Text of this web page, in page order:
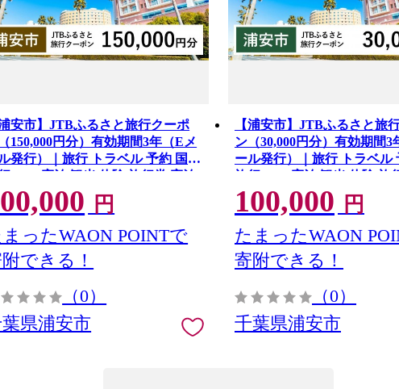
浦安市】JTBふるさと旅行クーポ
150,000円分）有効期間3年（Eメ
発行）｜旅行 トラベル 予約 国内
JTB 宿泊 観光 体験 旅行券 宿泊
約 ホテル 旅館 チケット 子
連れ カップル 家族 人気 おすす
旅行クーポン 店頭 オンライン ネ
予約 電話 有効期間3年
円
ったWAON POINTで
できる！
（0）
県浦安市
【浦安市】JTBふるさと旅
ン（30,000円分）有効期間3
ール発行）｜旅行 トラベル
旅行 JTB 宿泊 観光 体験 旅
券 旅行予約 ホテル 旅館 チケット 子
供 子連れ カップル 家族 人
め 旅行クーポン 店頭 オン
ット予約 電話 有効期間3年
100,000 円
たまったWAON
寄附できる！
（0）
千葉県浦安市